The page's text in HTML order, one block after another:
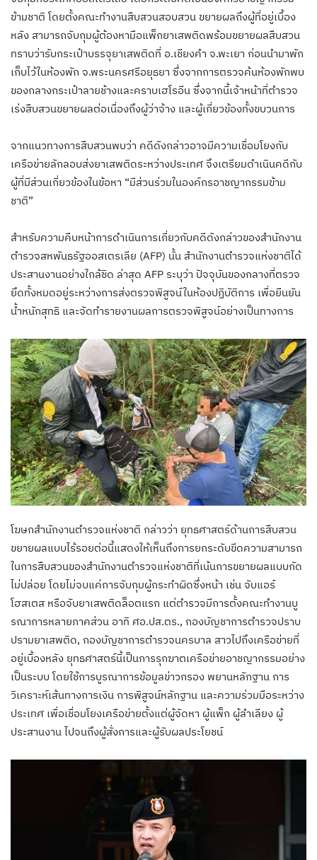
ข้ามชาติ โดยตั้งคณะทำงานสืบสวนสอบสวน ขยายผลถึงผู้ที่อยู่เบื้อง
หลัง สามารถจับกุมผู้ต้องหามือแพ็กยาเสพติดพร้อมขยายผลสืบสวน
ทราบว่ารับกระเป๋าบรรจุยาเสพติดที่ อ.เชียงคำ จ.พะเยา ก่อนนำมาพัก
เก็บไว้ในห้องพัก จ.พระนครศรีอยุธยา ซึ่งจากการตรวจค้นห้องพักพบ
ของกลางกระเป๋าลายช้างและคราบเฮโรอีน ซึ่งจากนี้เจ้าหน้าที่ตำรวจ
เร่งสืบสวนขยายผลต่อเนื่องถึงผู้ว่าจ้าง และผู้เกี่ยวข้องทั้งขบวนการ
จากแนวทางการสืบสวนพบว่า คดีดังกล่าวอาจมีความเชื่อมโยงกับ
เครือข่ายลักลอบส่งยาเสพติดระหว่างประเทศ จึงเตรียมดำเนินคดีกับ
ผู้ที่มีส่วนเกี่ยวข้องในข้อหา “มีส่วนร่วมในองค์กรอาชญากรรมข้าม
ชาติ”
สำหรับความคืบหน้าการดำเนินการเกี่ยวกับคดีดังกล่าวของสำนักงาน
ตำรวจสหพันธรัฐออสเตรเลีย (AFP) นั้น สำนักงานตำรวจแห่งชาติได้
ประสานงานอย่างใกล้ชิด ล่าสุด AFP ระบุว่า ปัจจุบันของกลางที่ตรวจ
ยึดทั้งหมดอยู่ระหว่างการส่งตรวจพิสูจน์ในห้องปฏิบัติการ เพื่อยืนยัน
น้ำหนักสุทธิ และจัดทำรายงานผลการตรวจพิสูจน์อย่างเป็นทางการ
โฆษกสำนักงานตำรวจแห่งชาติ กล่าวว่า ยุทธศาสตร์ด้านการสืบสวน
ขยายผลแบบไร้รอยต่อนี้แสดงให้เห็นถึงการยกระดับขีดความสามารถ
ในการสืบสวนของสำนักงานตำรวจแห่งชาติที่เน้นการขยายผลแบบกัด
ไม่ปล่อย โดยไม่จบแค่การจับกุมผู้กระทำผิดซึ่งหน้า เช่น จับแอร์
โฮสเตส หรือจับยาเสพติดล็อตแรก แต่ตำรวจมีการตั้งคณะทำงานบู
รณาการหลายภาคส่วน อาทิ ศอ.ปส.ตร., กองบัญชาการตำรวจปราบ
ปรามยาเสพติด, กองบัญชาการตำรวจนครบาล สาวไปถึงเครือข่ายที่
อยู่เบื้องหลัง ยุทธศาสตร์นี้เป็นการรุกฆาตเครือข่ายอาชญากรรมอย่าง
เป็นระบบ โดยใช้การบูรณาการข้อมูลข่าวกรอง พยานหลักฐาน การ
วิเคราะห์เส้นทางการเงิน การพิสูจน์หลักฐาน และความร่วมมือระหว่าง
ประเทศ เพื่อเชื่อมโยงเครือข่ายตั้งแต่ผู้จัดหา ผู้แพ็ก ผู้ลำเลียง ผู้
ประสานงาน ไปจนถึงผู้สั่งการและผู้รับผลประโยชน์